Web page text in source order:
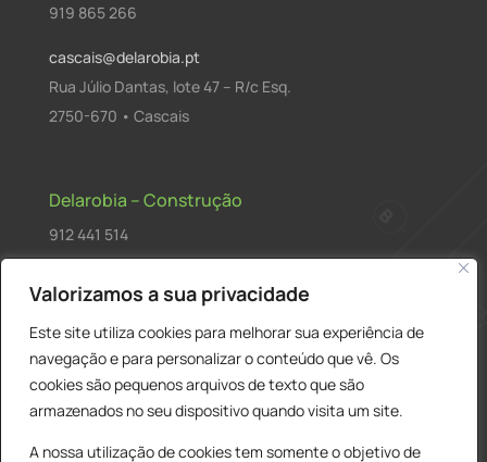
Valorizamos a sua privacidade
Este site utiliza cookies para melhorar sua experiência de
navegação e para personalizar o conteúdo que vê. Os
cookies são pequenos arquivos de texto que são
armazenados no seu dispositivo quando visita um site.
A nossa utilização de cookies tem somente o objetivo de
919 865 266
cascais@delarobia.pt
Rua Júlio Dantas, lote 47 – R/c Esq.
2750-670 • Cascais
Delarobia – Construção
912 441 514
R. António Andrade, 1171
2820-287 • Charneca de Caparica
Products
search PESQUISAR